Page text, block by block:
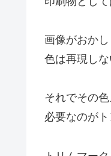
画像がおか
色は再現しな
それでその
必要なのがト